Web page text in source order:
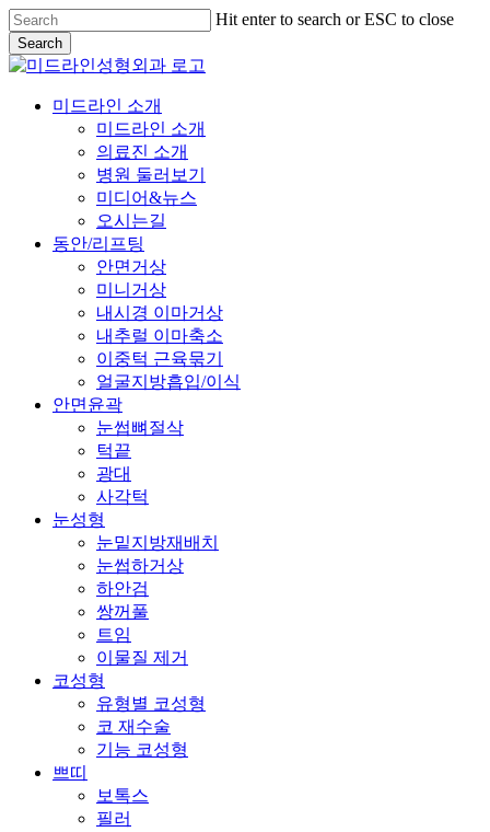
Skip
to
main
content
Hit enter to search or ESC to close
Search
Close
Menu
미드라인 소개
미드라인 소개
의료진 소개
병원 둘러보기
미디어&뉴스
오시는길
동안/리프팅
안면거상
미니거상
내시경 이마거상
내추럴 이마축소
이중턱 근육묶기
얼굴지방흡입/이식
안면윤곽
눈썹뼈절삭
턱끝
광대
사각턱
눈성형
눈밑지방재배치
눈썹하거상
하안검
쌍꺼풀
트임
이물질 제거
코성형
유형별 코성형
코 재수술
기능 코성형
쁘띠
보톡스
필러